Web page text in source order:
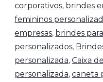
corporativos, brindes
femininos
empresas, brindes
personalizados,
personalizada, Caixa
personalizada, caneta